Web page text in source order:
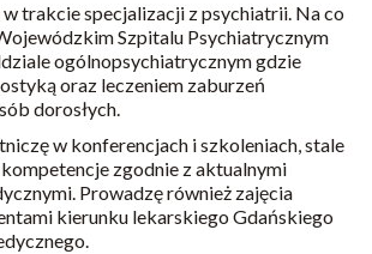
trakcie specjalizacji z psychiatrii. Na co
Szpitalu Psychiatrycznym
ogólnopsychiatrycznym gdzie
oraz leczeniem zaburzeń
dorosłych.
w konferencjach i szkoleniach, stale
zgodnie z aktualnymi
Prowadzę również zajęcia
kierunku lekarskiego Gdańskiego